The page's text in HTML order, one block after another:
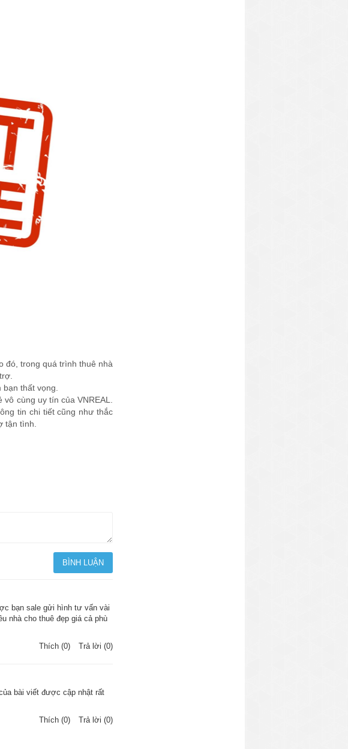
đó, trong quá trình thuê nhà
thất vọng.
cùng uy tín của VNREAL.
tin chi tiết cũng như thắc
tận tình.
bạn sale gửi hình tư vấn vài
nhà cho thuê đẹp giá cả phù
Thích (0)
Trả lời (0)
bài viết được cập nhật rất
Thích (0)
Trả lời (0)